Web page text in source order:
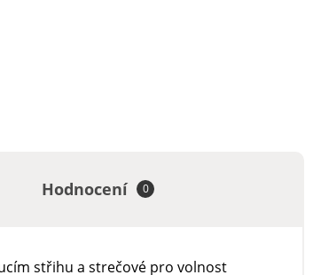
Hodnocení 0
střihu a strečové pro volnost